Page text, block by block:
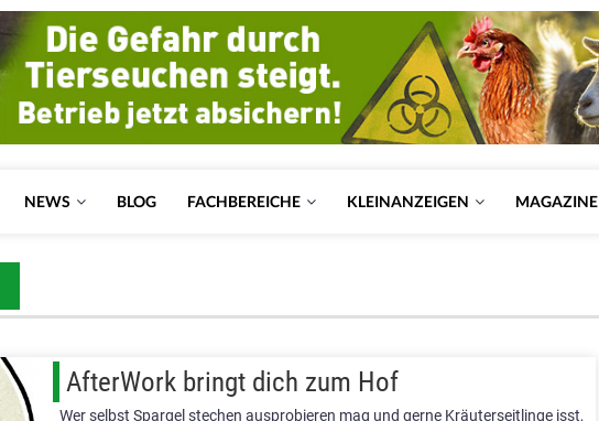
NEWS BLOG FACHBEREICHE KLEINANZEIGEN MAGAZINE
AfterWork bringt dich zum Hof
Wer selbst Spargel stechen ausprobieren mag und gerne Kräuterseitlinge isst,